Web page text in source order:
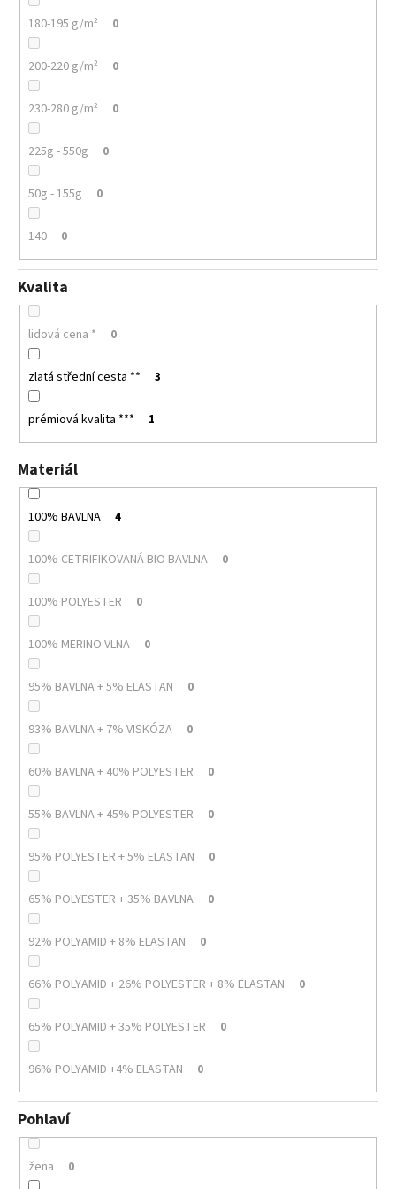
180-195 g/m² 0
200-220 g/m² 0
230-280 g/m² 0
225g - 550g 0
50g - 155g 0
140 0
Kvalita
lidová cena * 0
zlatá střední cesta ** 3
prémiová kvalita *** 1
Materiál
100% BAVLNA 4
100% CETRIFIKOVANÁ BIO BAVLNA 0
100% POLYESTER 0
100% MERINO VLNA 0
95% BAVLNA + 5% ELASTAN 0
93% BAVLNA + 7% VISKÓZA 0
60% BAVLNA + 40% POLYESTER 0
55% BAVLNA + 45% POLYESTER 0
95% POLYESTER + 5% ELASTAN 0
65% POLYESTER + 35% BAVLNA 0
92% POLYAMID + 8% ELASTAN 0
66% POLYAMID + 26% POLYESTER + 8% ELASTAN 0
65% POLYAMID + 35% POLYESTER 0
96% POLYAMID +4% ELASTAN 0
Pohlaví
žena 0